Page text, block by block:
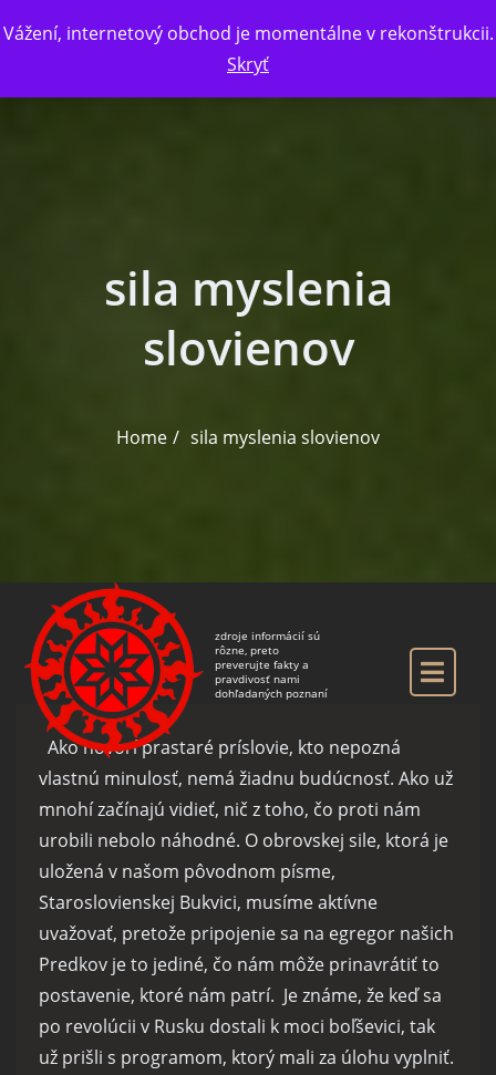
Vážení, internetový obchod je momentálne v rekonštrukcii.
Skryť
zdroje informácií sú
rôzne, preto
preverujte fakty a
pravdivosť nami
dohľadaných poznaní
sila myslenia
slovienov
Home sila myslenia slovienov
Ako hovorí prastaré príslovie, kto nepozná
vlastnú minulosť, nemá žiadnu budúcnosť. Ako už
mnohí začínajú vidieť, nič z toho, čo proti nám
urobili nebolo náhodné. O obrovskej sile, ktorá je
uložená v našom pôvodnom písme,
Staroslovienskej Bukvici, musíme aktívne
uvažovať, pretože pripojenie sa na egregor našich
Predkov je to jediné, čo nám môže prinavrátiť to
postavenie, ktoré nám patrí. Je známe, že keď sa
po revolúcii v Rusku dostali k moci boľševici, tak
už prišli s programom, ktorý mali za úlohu vyplniť.